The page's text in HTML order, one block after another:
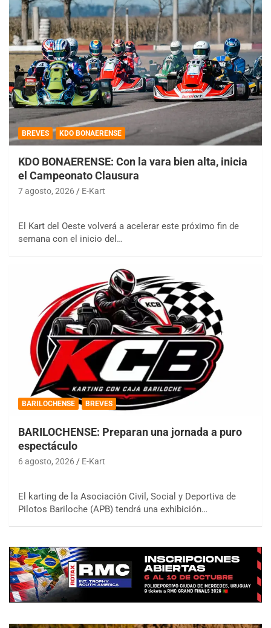
BREVES KDO BONAERENSE
KDO BONAERENSE: Con la vara bien alta, inicia
el Campeonato Clausura
7 agosto, 2026 E-Kart
El Kart del Oeste volverá a acelerar este próximo fin de
semana con el inicio del…
BARILOCHENSE BREVES
BARILOCHENSE: Preparan una jornada a puro
espectáculo
6 agosto, 2026 E-Kart
El karting de la Asociación Civil, Social y Deportiva de
Pilotos Bariloche (APB) tendrá una exhibición…